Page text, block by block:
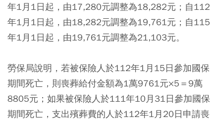
年1月1日起，由17,280元調整為18,282元；自112
年1月1日起，由18,282元調整為19,761元；自115
年1月1日起，由19,761元調整為21,103元。
勞保局說明，若被保險人於112年1月15日參加國保
期間死亡，則喪葬給付金額為1萬9761元×5＝9萬
8805元；如果被保險人於111年10月31日參加國保
期間死亡，支出殯葬費的人於112年1月20日申請喪